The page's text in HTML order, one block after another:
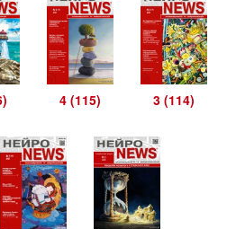
4 (115) 3 (114)